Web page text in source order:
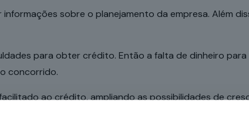
sobre o planejamento da empresa. Além
para obter crédito. Então a falta de dinheiro
concorrido.
ao crédito, ampliando as possibilidades de